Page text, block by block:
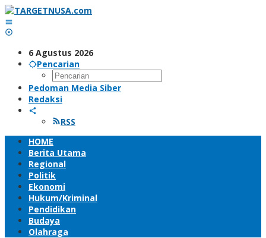
Lewati
ke
konten
6 Agustus 2026
Pencarian
Pedoman Media Siber
Redaksi
RSS
HOME
Berita Utama
Regional
Politik
Ekonomi
Hukum/Kriminal
Pendidikan
Budaya
Olahraga